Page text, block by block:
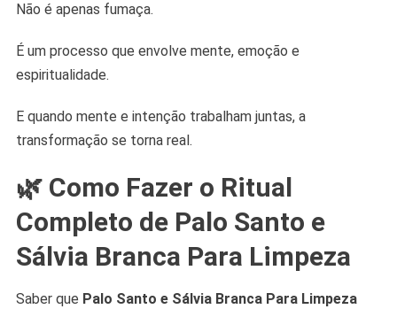
Não é apenas fumaça.
É um processo que envolve mente, emoção e
espiritualidade.
E quando mente e intenção trabalham juntas, a
transformação se torna real.
🌿 Como Fazer o Ritual
Completo de Palo Santo e
Sálvia Branca Para Limpeza
Saber que Palo Santo e Sálvia Branca Para Limpeza